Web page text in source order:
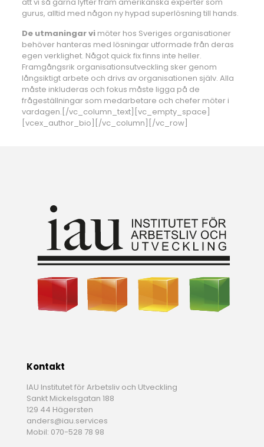
gurus, alltid med någon ny hypad superlösning till hands.
De utmaningar vimöter hos Sveriges organisationer
behöver hanteras med lösningar utformade från deras
egen verklighet. Något quick fix finns inte heller.
Framgångsrik organisationsutveckling sker genom
långsiktigt arbete och drivs av organisationen själv. Alla
måste inkluderas och fokus måste ligga på de
frågeställningar som medarbetare och chefer möter i
vardagen.[/vc_column_text][vc_empty_space]
[vcex_author_bio][/vc_column][/vc_row]
Kontakt
IAU Institutet för Arbetsliv och Utveckling
Sankt Mickelsgatan 188
129 44 Hägersten
anders@iau.services
Mobil: 070-528 78 98